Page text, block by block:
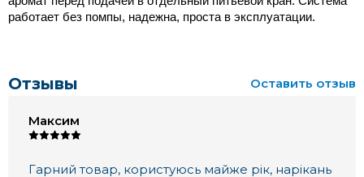
работает без помпы, надежна, проста в эксплуатации.
Отзывы Оставить отзыв
Максим
Гарний товар, користуюсь майже рік, нарікань